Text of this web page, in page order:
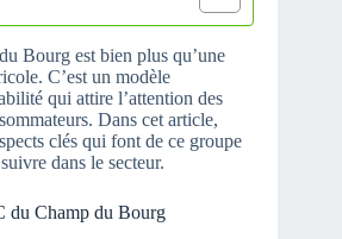
Bourg est bien plus qu’une
C’est un modèle
qui attire l’attention des
Dans cet article,
clés qui font de ce groupe
dans le secteur.
du Champ du Bourg